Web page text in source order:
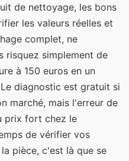
de nettoyage, les bons
les valeurs réelles et
complet, ne
risquez simplement de
à 150 euros en un
diagnostic est gratuit si
marché, mais l'erreur de
prix fort chez le
de vérifier vos
pièce, c'est là que se